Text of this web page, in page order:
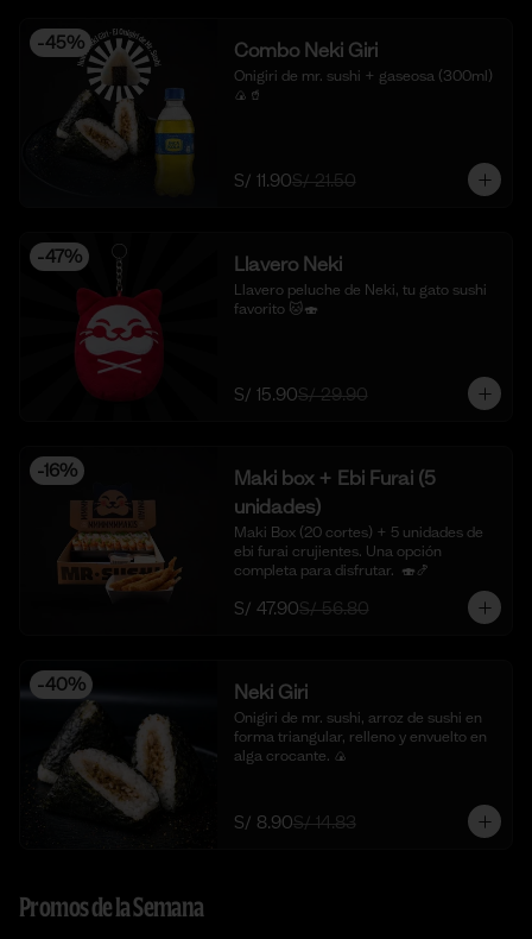
-45% Combo Neki Giri
Onigiri de mr. sushi + gaseosa (300ml)
🍙🥤
S/ 11.90S/ 21.50
-47% Llavero Neki
Llavero peluche de Neki, tu gato sushi
favorito 🐱🍣
S/ 15.90S/ 29.90
-16%
Maki box + Ebi Furai (5
unidades)
Maki Box (20 cortes) + 5 unidades de
ebi furai crujientes. Una opción
completa para disfrutar.  🍣🍤
S/ 47.90S/ 56.80
-40% Neki Giri
Onigiri de mr. sushi, arroz de sushi en
forma triangular, relleno y envuelto en
alga crocante. 🍙
S/ 8.90S/ 14.83
Promos de la Semana